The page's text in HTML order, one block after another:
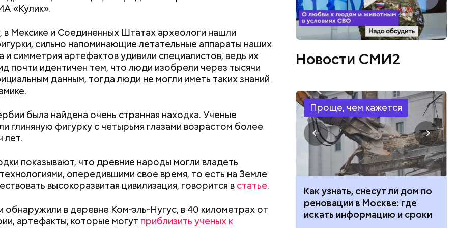
«Кулик».
в Мексике и Соединенных Штатах археологи нашли
сильно напоминающие летательные аппараты наших
симметрия артефактов удивили специалистов, ведь их
почти идентичен тем, что люди изобрели через тысячи
данным, тогда люди не могли иметь таких знаний
была найдена очень странная находка. Ученые
глиняную фигурку с четырьмя глазами возрастом более
лет.
показывают, что древние народы могли владеть
опередившими свое время, то есть на Земле
высокоразвитая цивилизация, говорится в статье.
обнаружили в деревне Ком-эль-Нугус, в 40 километрах от
артефакты, которые могут приблизить ученых к
Тадзима потеряла мужа. А спустя 11 лет переехала в дом
В 2015 году, когда ей было 115 лет, она была признана
Также она была последним человеком, родившимся в
Тадзима умерла 21 апреля 2018 года, прожив 117 лет.
года мир потрясло известие об убийстве 35-го
политика Инэдзиро Асанумы
Новости СМИ2
Проще, чем кажется
Как поменять батареи дома и
не получить штраф
Как получить до 100 тысяч
трудной ситуации: кто может
Как узнать, снесут ли дом по
реновации в Москве: где
искать информацию и сроки